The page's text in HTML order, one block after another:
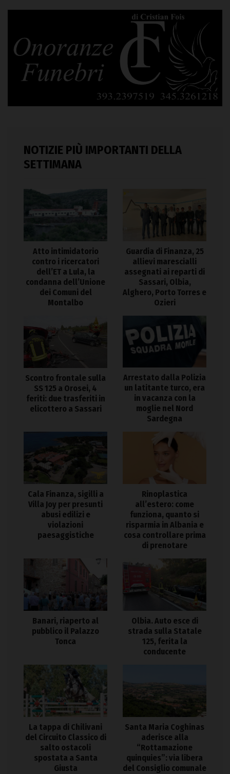
NOTIZIE PIÙ IMPORTANTI DELLA
SETTIMANA
Atto intimidatorio
contro i ricercatori
dell’ET a Lula, la
condanna dell’Unione
dei Comuni del
Montalbo
Guardia di Finanza, 25
allievi marescialli
assegnati ai reparti di
Sassari, Olbia,
Alghero, Porto Torres e
Ozieri
Scontro frontale sulla
SS 125 a Orosei, 4
feriti: due trasferiti in
elicottero a Sassari
Arrestato dalla Polizia
un latitante turco, era
in vacanza con la
moglie nel Nord
Sardegna
Cala Finanza, sigilli a
Villa Joy per presunti
abusi edilizi e
violazioni
paesaggistiche
Rinoplastica
all’estero: come
funziona, quanto si
risparmia in Albania e
cosa controllare prima
di prenotare
Banari, riaperto al
pubblico il Palazzo
Tonca
Olbia. Auto esce di
strada sulla Statale
125, ferita la
conducente
La tappa di Chilivani
del Circuito Classico di
salto ostacoli
spostata a Santa
Giusta
Santa Maria Coghinas
aderisce alla
“Rottamazione
quinquies”: via libera
del Consiglio comunale